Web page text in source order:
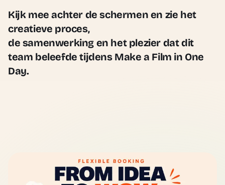
Kijk mee achter de schermen en zie het
creatieve proces,
de samenwerking en het plezier dat dit
team beleefde tijdens Make a Film in One
Day.